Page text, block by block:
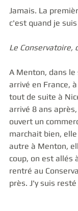
Jamais. La
c'est quand je
Le Conservatoire,
A Menton, dans le
arrivé en France,
tout de suite à
arrivé 8 ans
ouvert un
marchait bien,
autre à Menton,
coup, on est allés
rentré au
près. J'y suis